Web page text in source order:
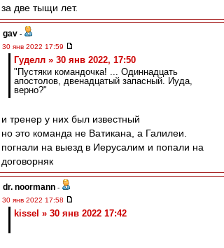
за две тыщи лет.
gav -
30 янв 2022 17:59
Гуделл » 30 янв 2022, 17:50
"Пустяки командочка! ... Одиннадцать
апостолов, двенадцатый запасный. Иуда,
верно?"
и тренер у них был известный
но это команда не Ватикана, а Галилеи.
погнали на выезд в Иерусалим и попали на
договорняк
dr. noormann -
30 янв 2022 17:58
kissel » 30 янв 2022 17:42